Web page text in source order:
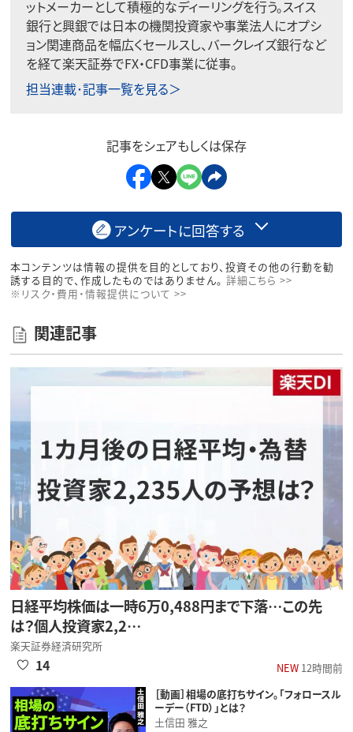
ットメーカーとして積極的なディーリングを行う。スイス
銀行と興銀では日本の機関投資家や事業法人にオプシ
ョン関連商品を幅広くセールスし、バークレイズ銀行など
を経て楽天証券でFX・CFD事業に従事。
担当連載･記事一覧を見る＞
記事をシェアもしくは保存
アンケートに回答する
本コンテンツは情報の提供を目的としており、投資その他の行動を勧
誘する目的で、作成したものではありません。 詳細こちら >>
※リスク・費用・情報提供について >>
関連記事
日経平均株価は一時6万0,488円まで下落…この先
は？個人投資家2,2…
楽天証券経済研究所
NEW12時間前
14
［動画］相場の底打ちサイン。「フォロースル
ーデー（FTD）」とは？
土信田 雅之